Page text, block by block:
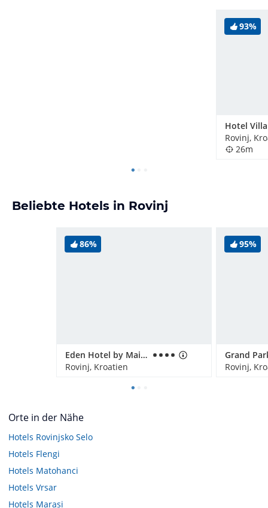
93%
Rovinj,
26m
Beliebte Hotels in Rovinj
86%
Eden Hotel by Maistra Collection
Rovinj, Kroatien
95%
Rovinj,
Orte in der Nähe
Hotels Rovinjsko Selo
Hotels Flengi
Hotels Matohanci
Hotels Vrsar
Hotels Marasi